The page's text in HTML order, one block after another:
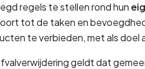
regels te stellen rond hun
tot de taken en
te verbieden, met als doel
geldt dat